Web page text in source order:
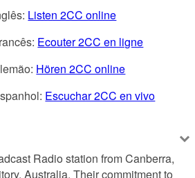
Listen 2CC online
Ecouter 2CC en ligne
Hören 2CC online
Escuchar 2CC en vivo
Radio station from Canberra,
Australia. Their commitment to